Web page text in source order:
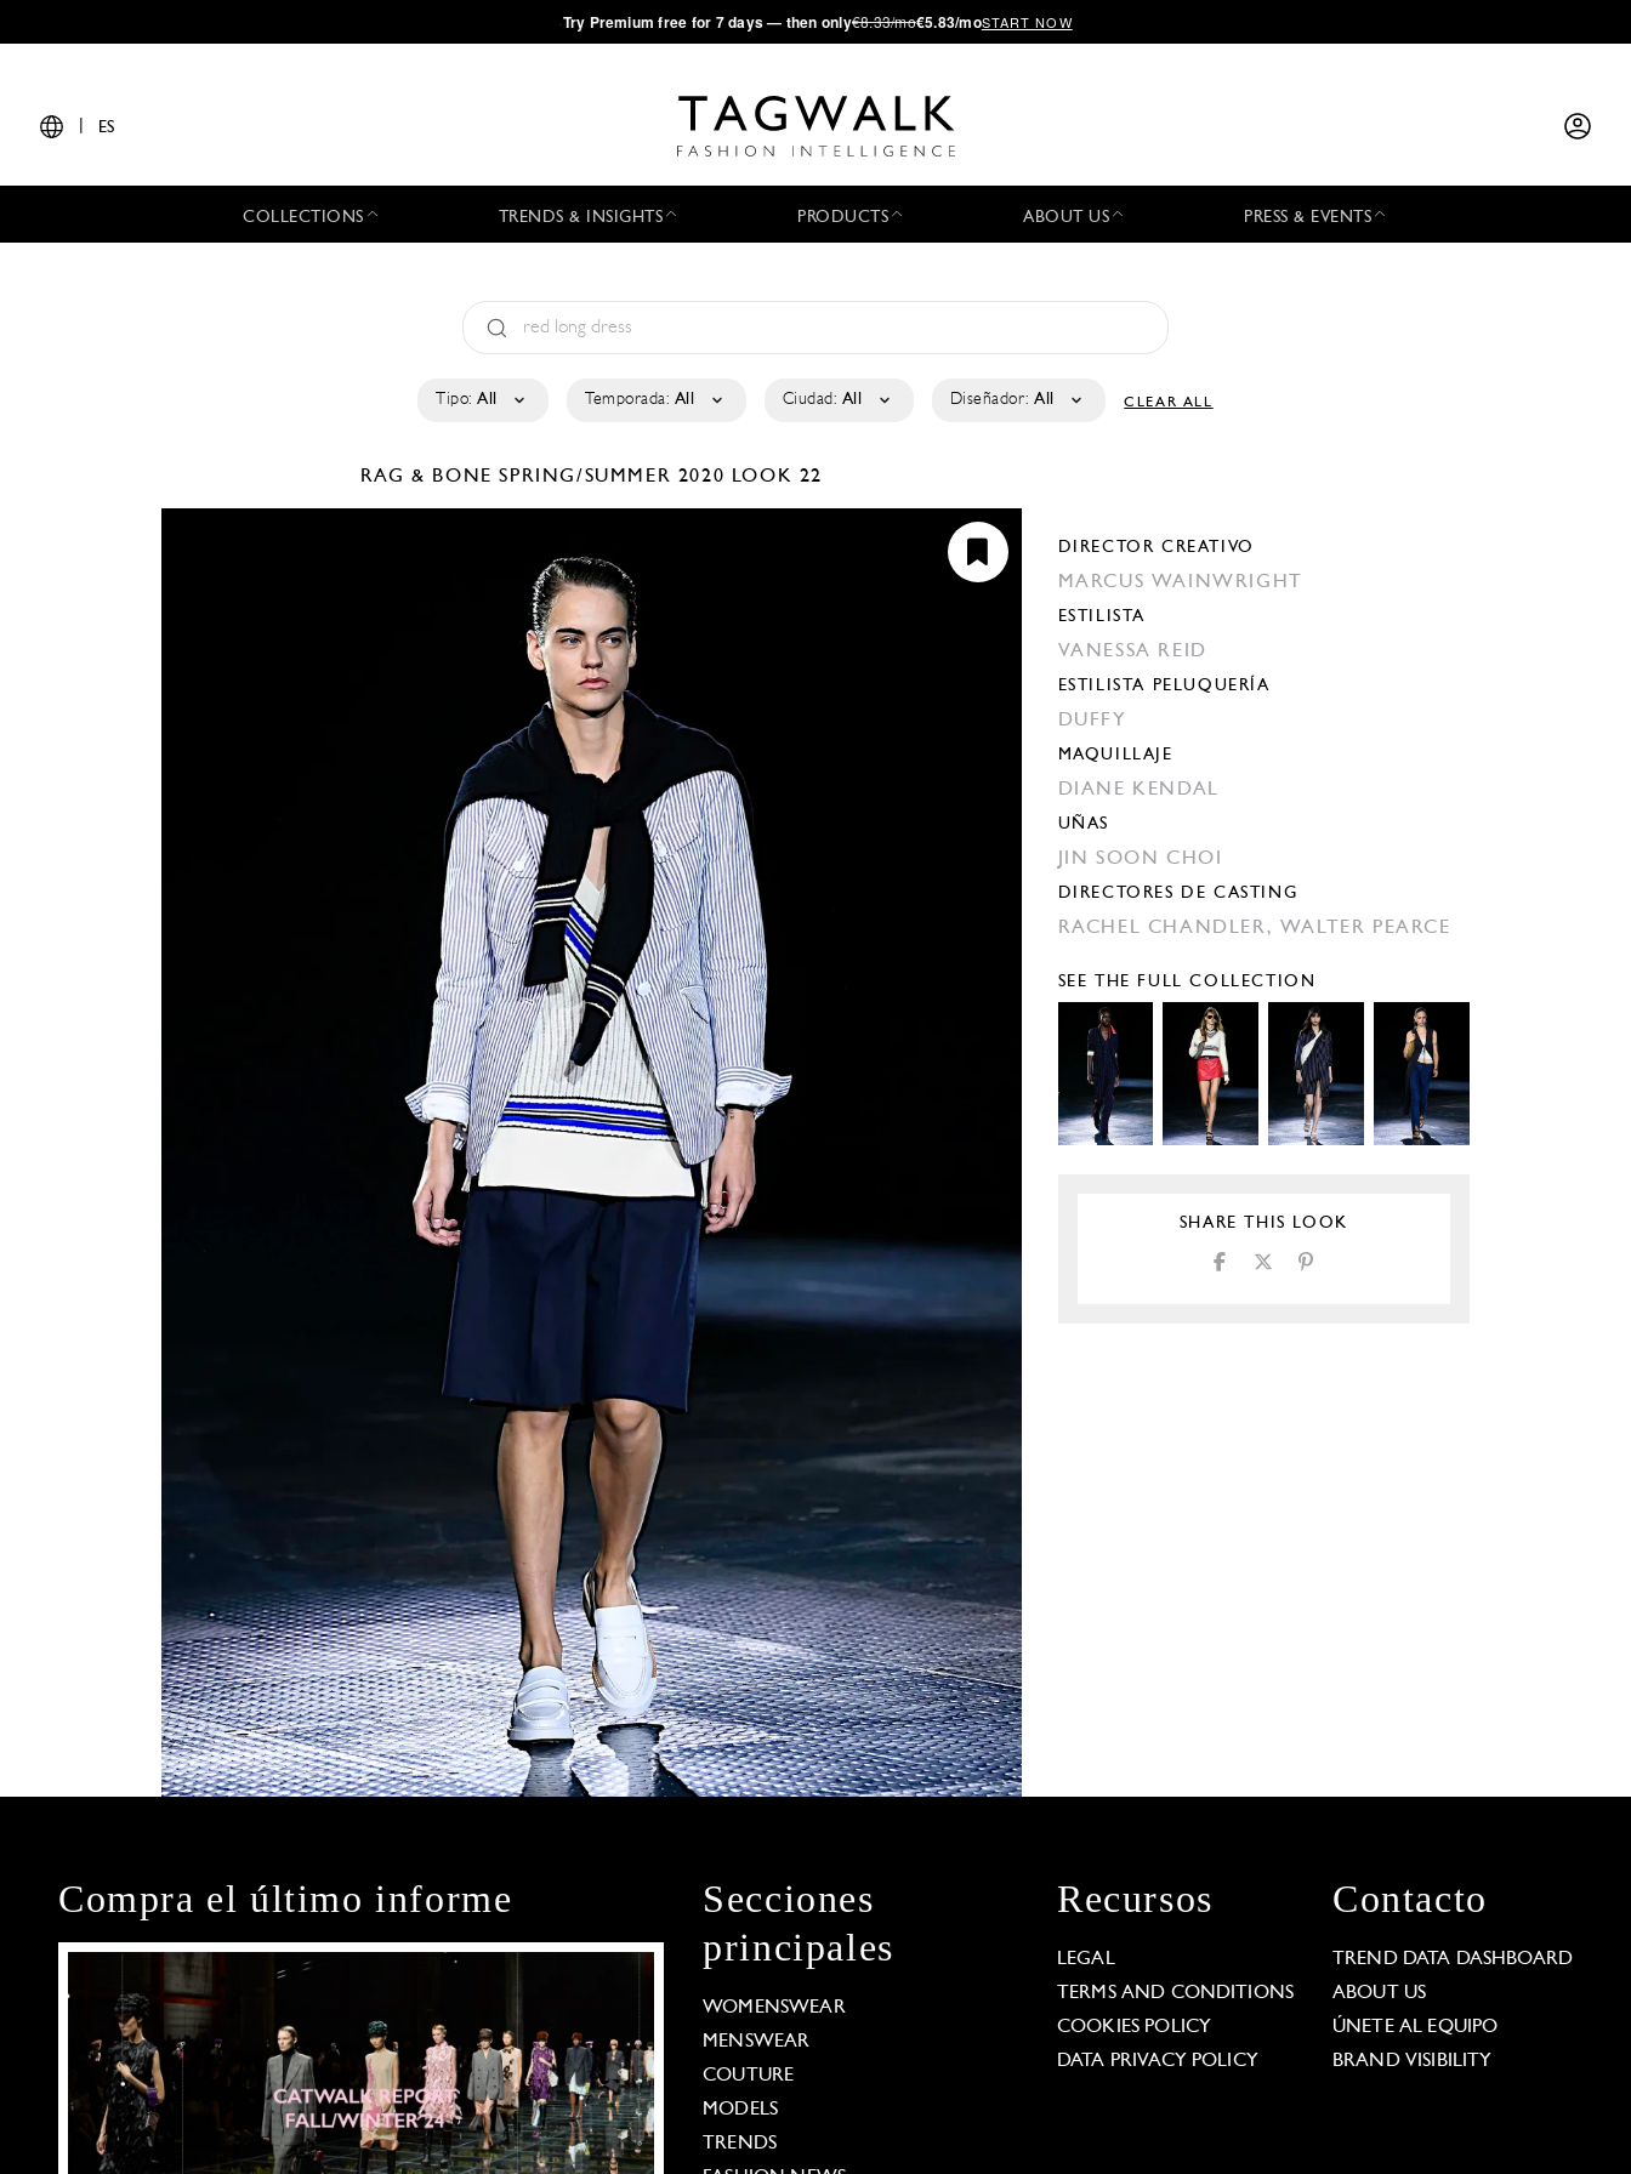
·Try Premium free for 7 days — then only€8.33/mo€5.83/moSTART NOW
ES
COLLECTIONS TRENDS & INSIGHTS PRODUCTS ABOUT US PRESS & EVENTS
Tipo: All Temporada: All Ciudad: All Diseñador: All CLEAR ALL
RAG & BONESPRING/SUMMER 2020 LOOK 22
DIRECTOR CREATIVO
MARCUS WAINWRIGHT
ESTILISTA
VANESSA REID
ESTILISTA PELUQUERÍA
DUFFY
MAQUILLAJE
DIANE KENDAL
UÑAS
JIN SOON CHOI
DIRECTORES DE CASTING
RACHEL CHANDLER, WALTER PEARCE
SEE THE FULL COLLECTION
SHARE THIS LOOK
Compra el último informe
Secciones
principales
WOMENSWEAR
MENSWEAR
COUTURE
MODELS
TRENDS
Recursos
LEGAL
TERMS AND CONDITIONS
COOKIES POLICY
DATA PRIVACY POLICY
Contacto
TREND DATA DASHBOARD
ABOUT US
ÚNETE AL EQUIPO
BRAND VISIBILITY